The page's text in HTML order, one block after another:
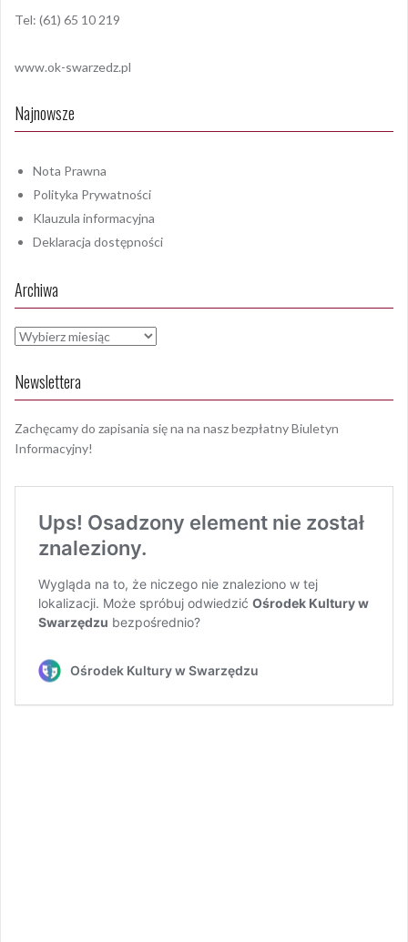
Tel: (61) 65 10 219
www.ok-swarzedz.pl
Najnowsze
Nota Prawna
Polityka Prywatności
Klauzula informacyjna
Deklaracja dostępności
Archiwa
Archiwa
Newslettera
Zachęcamy do zapisania się na na nasz bezpłatny Biuletyn
Informacyjny!